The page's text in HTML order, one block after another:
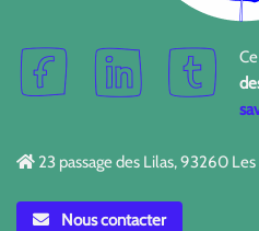
23 passage des Lilas, 93260 Les
Nous contacter